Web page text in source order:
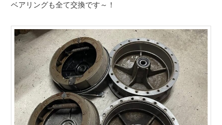
ベアリングも全て交換です～！